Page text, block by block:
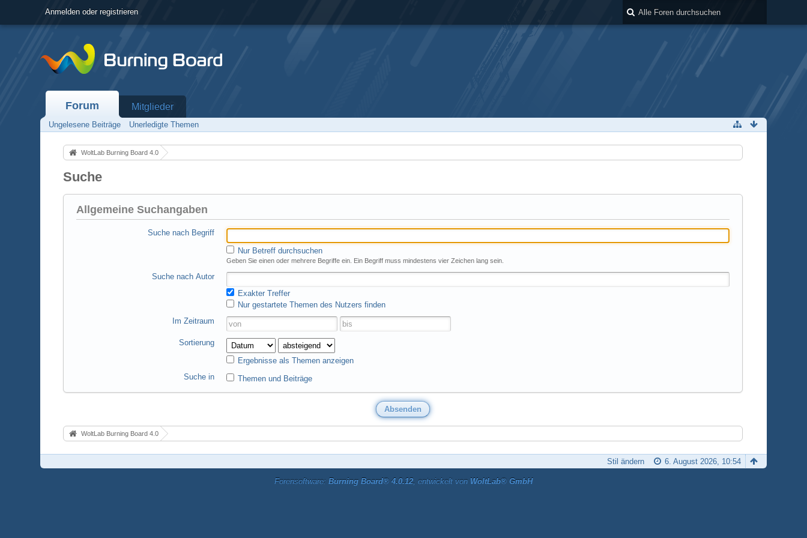
Anmelden oder registrieren
Forum Mitglieder
Ungelesene Beiträge Unerledigte Themen
WoltLab Burning Board 4.0
Suche
Allgemeine Suchangaben
Suche nach Begriff
Nur Betreff durchsuchen
Geben Sie einen oder mehrere Begriffe ein. Ein Begriff muss mindestens vier Zeichen lang sein.
Suche nach Autor
Exakter Treffer
Nur gestartete Themen des Nutzers finden
Im Zeitraum
Sortierung
Ergebnisse als Themen anzeigen
Suche in
Themen und Beiträge
WoltLab Burning Board 4.0
6. August 2026, 10:54
Stil ändern
Forensoftware: Burning Board® 4.0.12, entwickelt von WoltLab® GmbH